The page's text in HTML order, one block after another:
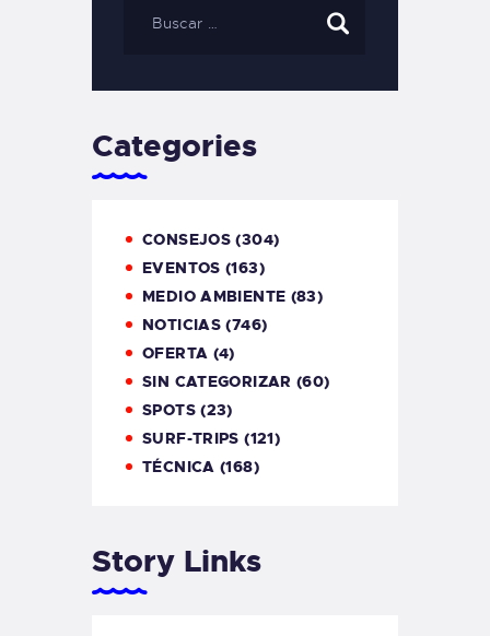
Categories
CONSEJOS (304)
EVENTOS (163)
MEDIO AMBIENTE (83)
NOTICIAS (746)
OFERTA (4)
SIN CATEGORIZAR (60)
SPOTS(23)
SURF-TRIPS (121)
TÉCNICA (168)
Story Links